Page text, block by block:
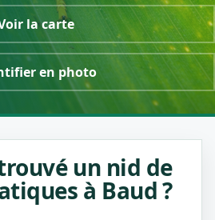
la carte
en photo
un nid de
à Baud ?